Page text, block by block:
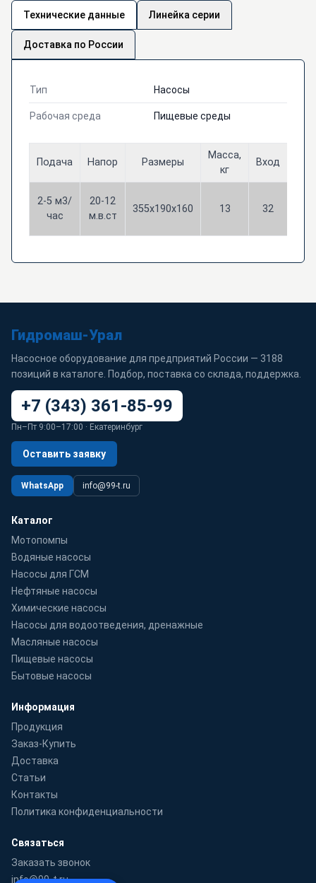
Технические данные Линейка серии
Доставка по России
Тип Насосы
Рабочая среда Пищевые среды
Подача Напор Размеры
Масса,
кг
Вход
2-5 м3/
час
20-12
м.в.ст
355х190х160 13 32
Гидромаш-Урал
Насосное оборудование для предприятий России — 3188
позиций в каталоге. Подбор, поставка со склада, поддержка.
+7 (343) 361-85-99
Пн–Пт 9:00–17:00 · Екатеринбург
Оставить заявку
WhatsApp info@99-t.ru
Каталог
Мотопомпы
Водяные насосы
Насосы для ГСМ
Нефтяные насосы
Химические насосы
Насосы для водоотведения, дренажные
Масляные насосы
Пищевые насосы
Бытовые насосы
Информация
Продукция
Заказ-Купить
Доставка
Статьи
Контакты
Политика конфиденциальности
Связаться
Заказать звонок
info@99-t.ru